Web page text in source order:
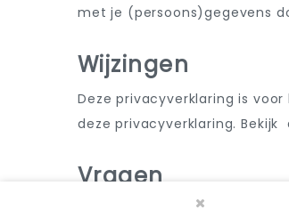
met je (persoons)gegevens
Wijzingen
Deze privacyverklaring is
deze privacyverklaring.
Vragen